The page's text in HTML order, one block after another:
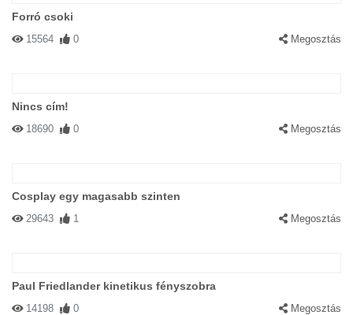
Forró csoki
15564 0 Megosztás
Nincs cím!
18690 0 Megosztás
Cosplay egy magasabb szinten
29643 1 Megosztás
Paul Friedlander kinetikus fényszobra
14198 0 Megosztás